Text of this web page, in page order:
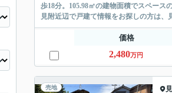
歩18分。105.98㎡の建物面積でスペー
見附近辺で戸建て情報をお探しの方は
価格
2,480万円
売地